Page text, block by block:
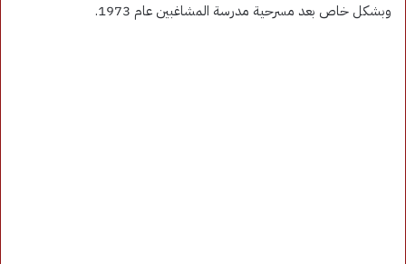
وبشكل خاص بعد مسرحية مدرسة المشاغبين عام 1973.